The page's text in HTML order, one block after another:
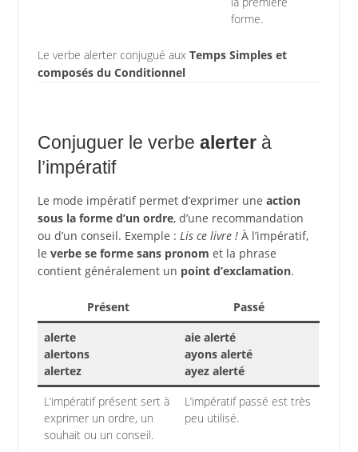
forme.
Le verbe alerter conjugué aux Temps Simples et
composés du Conditionnel
Conjuguer le verbe alerterà
l’impératif
Le mode impératif permet d’exprimer une action
sous la forme d’un ordre, d’une recommandation
ou d’un conseil. Exemple : Lis ce livre !À l’impératif,
le verbe se forme sans pronom et la phrase
contient généralement un point d’exclamation.
Présent
Passé
alerte
alertons
alertez
aie alerté
ayons alerté
ayez alerté
L’impératif présent sert à
exprimer un ordre, un
souhait ou un conseil.
L’impératif passé est très
peu utilisé.